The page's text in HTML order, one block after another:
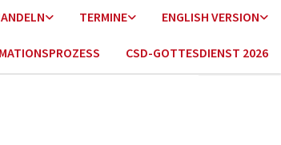
TERMINE ENGLISH VERSION
CSD-GOTTESDIENST 2026